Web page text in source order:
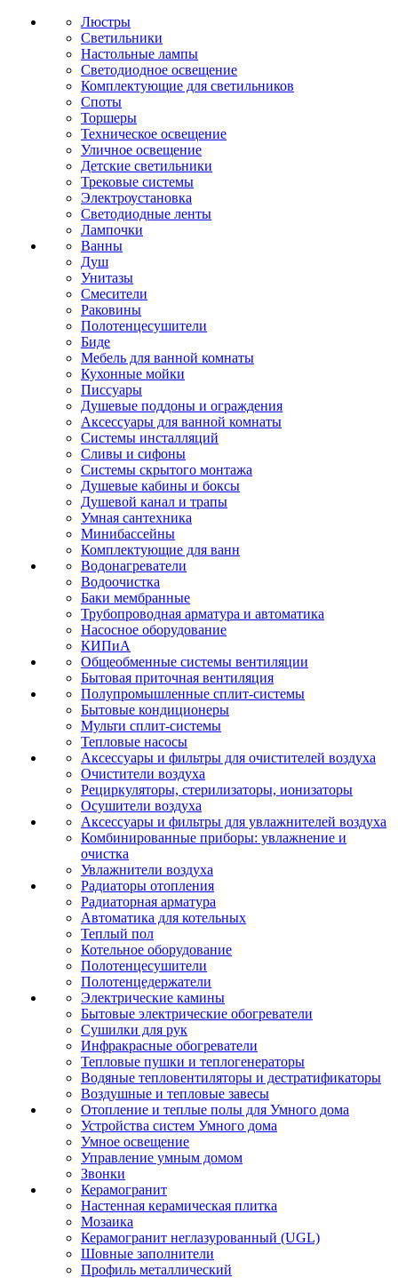
Люстры
Светильники
Настольные лампы
Светодиодное освещение
Комплектующие для светильников
Споты
Торшеры
Техническое освещение
Уличное освещение
Детские светильники
Трековые системы
Электроустановка
Светодиодные ленты
Лампочки
Ванны
Душ
Унитазы
Смесители
Раковины
Полотенцесушители
Биде
Мебель для ванной комнаты
Кухонные мойки
Писсуары
Душевые поддоны и ограждения
Аксессуары для ванной комнаты
Системы инсталляций
Сливы и сифоны
Системы скрытого монтажа
Душевые кабины и боксы
Душевой канал и трапы
Умная сантехника
Минибассейны
Комплектующие для ванн
Водонагреватели
Водоочистка
Баки мембранные
Трубопроводная арматура и автоматика
Насосное оборудование
КИПиА
Общеобменные системы вентиляции
Бытовая приточная вентиляция
Полупромышленные сплит-системы
Бытовые кондиционеры
Мульти сплит-системы
Тепловые насосы
Аксессуары и фильтры для очистителей воздуха
Очистители воздуха
Рециркуляторы, стерилизаторы, ионизаторы
Осушители воздуха
Аксессуары и фильтры для увлажнителей воздуха
Комбинированные приборы: увлажнение и
очистка
Увлажнители воздуха
Радиаторы отопления
Радиаторная арматура
Автоматика для котельных
Теплый пол
Котельное оборудование
Полотенцесушители
Полотенцедержатели
Электрические камины
Бытовые электрические обогреватели
Сушилки для рук
Инфракрасные обогреватели
Тепловые пушки и теплогенераторы
Водяные тепловентиляторы и дестратификаторы
Воздушные и тепловые завесы
Отопление и теплые полы для Умного дома
Устройства систем Умного дома
Умное освещение
Управление умным домом
Звонки
Керамогранит
Настенная керамическая плитка
Мозаика
Керамогранит неглазурованный (UGL)
Шовные заполнители
Профиль металлический